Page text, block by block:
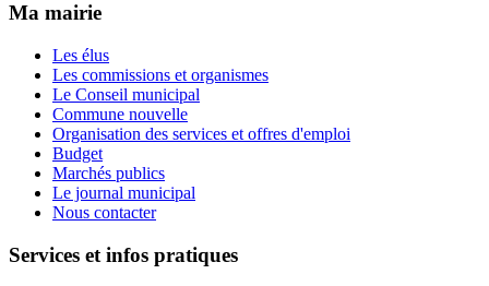
Ma mairie
Les élus
Les commissions et organismes
Le Conseil municipal
Commune nouvelle
Organisation des services et offres d'emploi
Budget
Marchés publics
Le journal municipal
Nous contacter
Services et infos pratiques